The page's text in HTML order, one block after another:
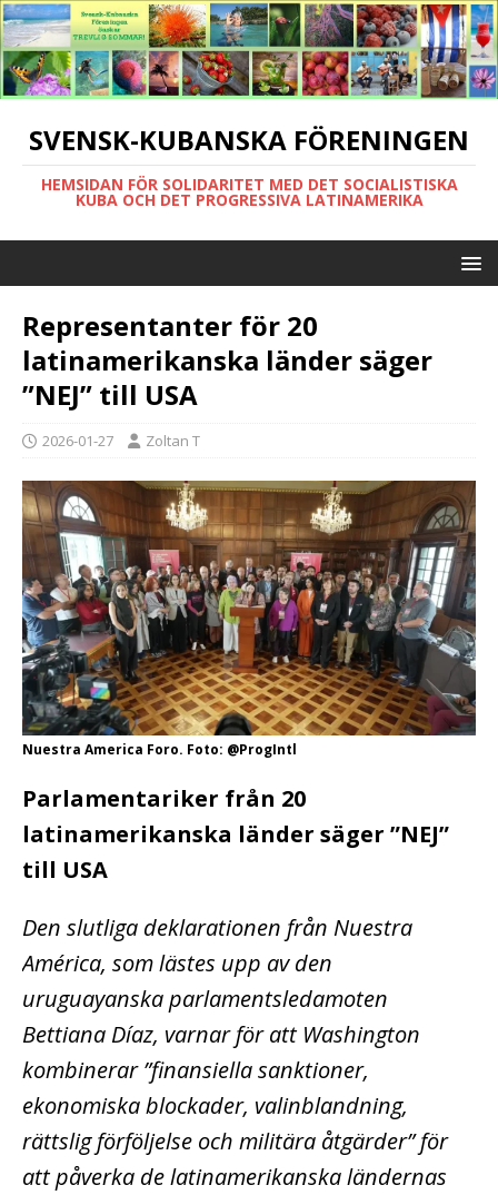
SVENSK-KUBANSKA FÖRENINGEN
HEMSIDAN FÖR SOLIDARITET MED DET SOCIALISTISKA
KUBA OCH DET PROGRESSIVA LATINAMERIKA
Representanter för 20
latinamerikanska länder säger
”NEJ” till USA
2026-01-27 Zoltan T
Nuestra America Foro. Foto: @ProgIntl
Parlamentariker från 20
latinamerikanska länder säger ”NEJ”
till USA
Den slutliga deklarationen från Nuestra
América, som lästes upp av den
uruguayanska parlamentsledamoten
Bettiana Díaz, varnar för att Washington
kombinerar ”finansiella sanktioner,
ekonomiska blockader, valinblandning,
rättslig förföljelse och militära åtgärder” för
att påverka de latinamerikanska ländernas